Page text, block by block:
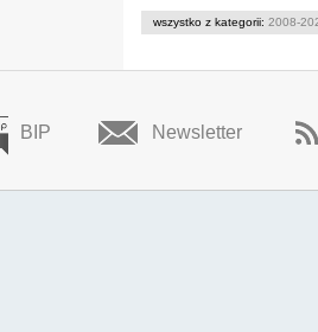
wszystko z kategorii: 2008-
BIP Newsletter